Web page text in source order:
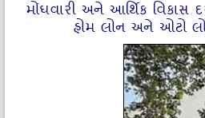
મોંઘવારી અને આર્થિક વિકાસ
હોમ લોન અને ઓટો